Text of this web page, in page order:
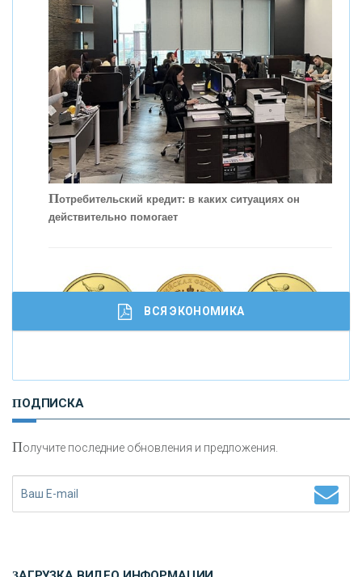
Скорость - один из главных трендов в
кредитовании бизнеса - «Интервью»
Потребительский кредит: в каких ситуациях он
действительно помогает
И
сохранения и увеличения капитала
ВСЯ ЭКОНОМИКА
ПОДПИСКА
Получите последние обновления и предложения.